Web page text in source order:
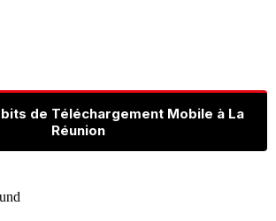
de Téléchargement Mobile à La
Réunion